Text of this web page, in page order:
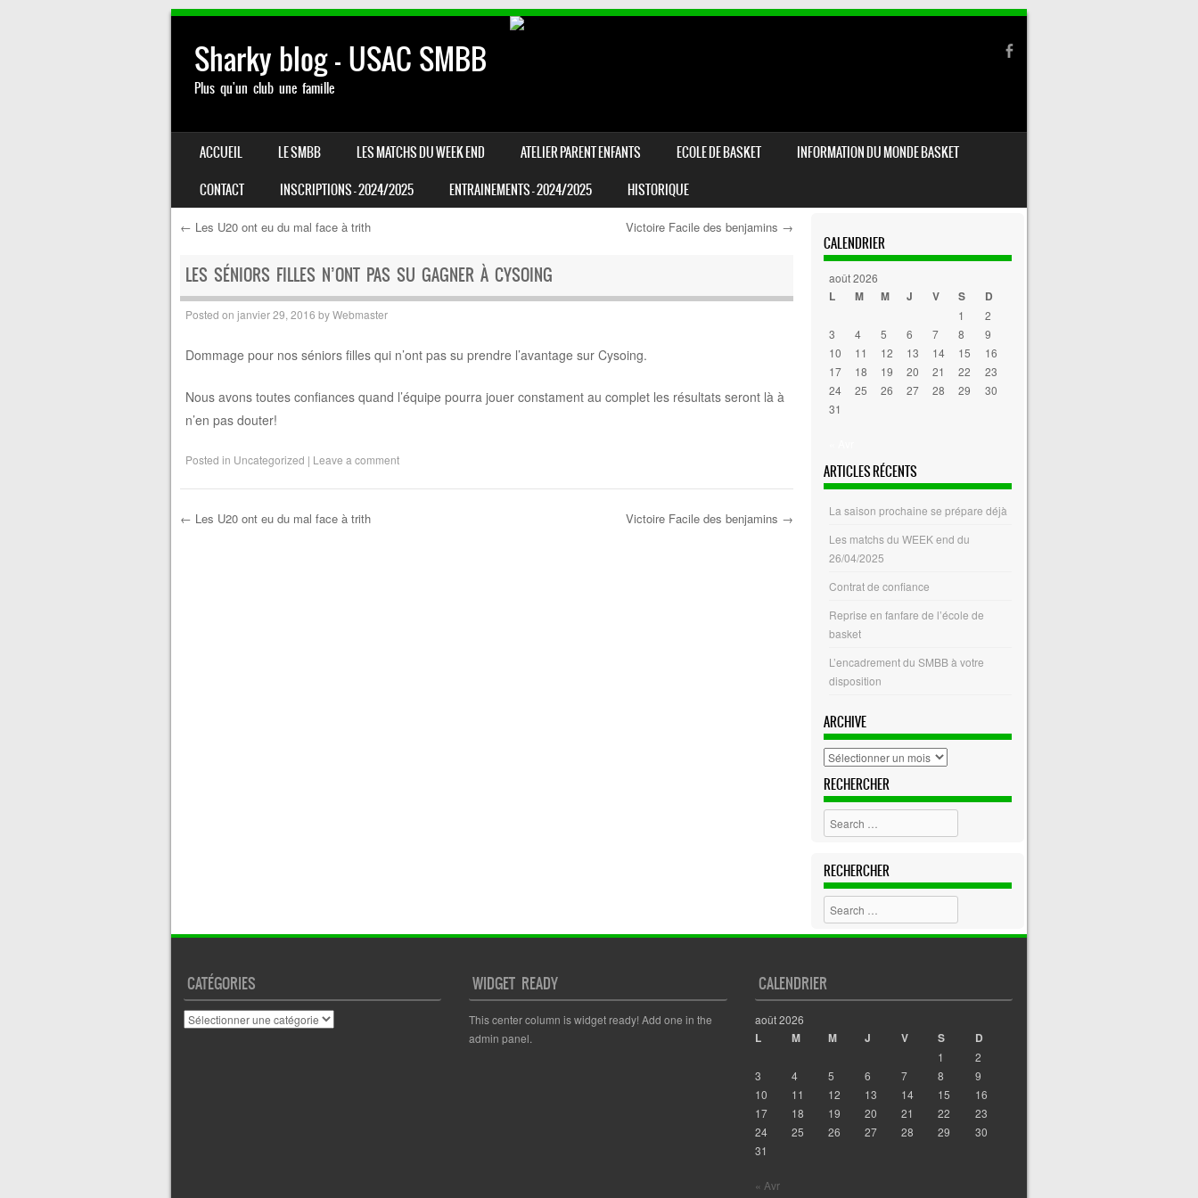
Sharky blog – USAC SMBB
Plus qu'un club une famille
MENU
SKIP TO CONTENT
ACCUEIL LE SMBB LES MATCHS DU WEEK END ATELIER PARENT ENFANTS ECOLE DE BASKET
INFORMATION DU MONDE BASKET
CONTACT
INSCRIPTIONS – 2024/2025 ENTRAINEMENTS – 2024/2025 HISTORIQUE
Post navigation
← Les U20 ont eu du mal face à trith Victoire Facile des benjamins →
LES SÉNIORS FILLES N’ONT PAS SU GAGNER À CYSOING
Posted on janvier 29, 2016 byWebmaster
Dommage pour nos séniors filles qui n’ont pas su prendre l’avantage sur Cysoing.
Nous avons toutes confiances quand l’équipe pourra jouer constament au complet les résultats seront là à
n’en pas douter!
Posted in Uncategorized | Leave a comment
← Les U20 ont eu du mal face à trith Victoire Facile des benjamins →
CALENDRIER
août 2026
L M M J V S D
1
2
3
4 5 6 7 8
9
10
11 12 13 14 15
16
17
18 19 20 21 22
23
24
25 26 27 28 29
30
31
ARTICLES RÉCENTS
La saison prochaine se prépare déjà
Les matchs du WEEK end du
26/04/2025
Contrat de confiance
Reprise en fanfare de l’école de
basket
L’encadrement du SMBB à votre
disposition
ARCHIVE
archive
RECHERCHER
Search
RECHERCHER
Search
CATÉGORIES
Catégories
WIDGET READY
This center column is widget ready! Add one in the
admin panel.
CALENDRIER
août 2026
L M M J V S D
1
2
3
4 5 6 7 8
9
10
11 12 13 14 15
16
17
18 19 20 21 22
23
24
25 26 27 28 29
30
31
« Avr